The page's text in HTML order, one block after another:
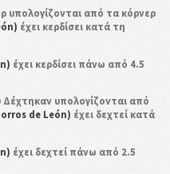
υπολογίζονται από τα κόρνερ
έχει κερδίσει κατά τη
έχει κερδίσει πάνω από 4.5
υπολογίζονται από
de León) έχει δεχτεί κατά
έχει δεχτεί πάνω από 2.5